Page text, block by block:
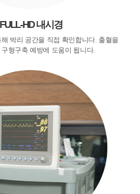
FULL-HD 내시경
박리 공간을 직접 확인합니다. 출혈을
형구축 예방에 도움이 됩니다.